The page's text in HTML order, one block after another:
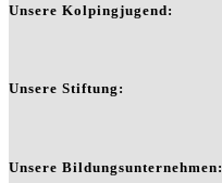
Unsere Kolpingjugend:
Unsere Stiftung:
Unsere Bildungsunternehmen: